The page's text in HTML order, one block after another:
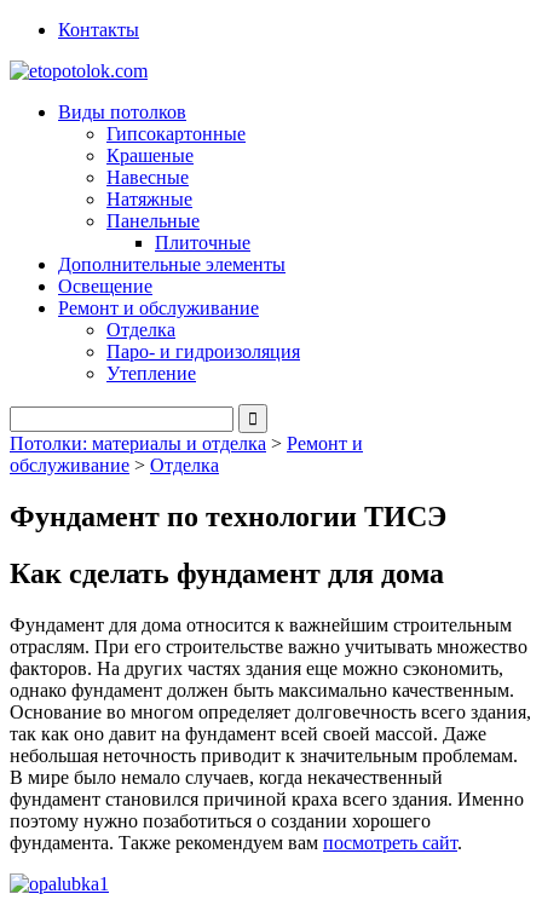
Контакты
Виды потолков
Гипсокартонные
Крашеные
Навесные
Натяжные
Панельные
Плиточные
Дополнительные элементы
Освещение
Ремонт и обслуживание
Отделка
Паро- и гидроизоляция
Утепление
Потолки: материалы и отделка > Ремонт и
обслуживание > Отделка
Фундамент по технологии ТИСЭ
Как сделать фундамент для дома
Фундамент для дома относится к важнейшим строительным
отраслям. При его строительстве важно учитывать множество
факторов. На других частях здания еще можно сэкономить,
однако фундамент должен быть максимально качественным.
Основание во многом определяет долговечность всего здания,
так как оно давит на фундамент всей своей массой. Даже
небольшая неточность приводит к значительным проблемам.
В мире было немало случаев, когда некачественный
фундамент становился причиной краха всего здания. Именно
поэтому нужно позаботиться о создании хорошего
фундамента. Также рекомендуем вам посмотреть сайт.